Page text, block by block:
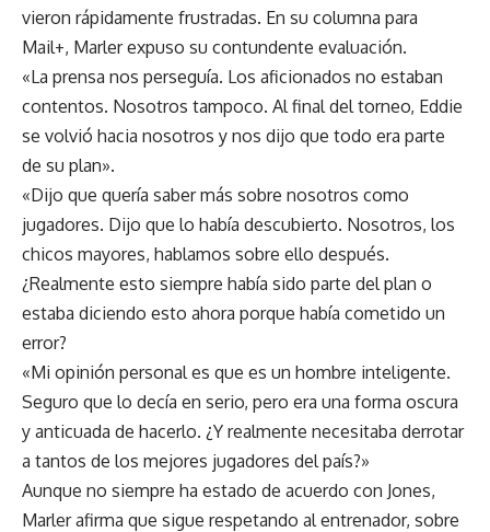
vieron rápidamente frustradas. En su columna para
Mail+, Marler expuso su contundente evaluación.
«La prensa nos perseguía. Los aficionados no estaban
contentos. Nosotros tampoco. Al final del torneo, Eddie
se volvió hacia nosotros y nos dijo que todo era parte
de su plan».
«Dijo que quería saber más sobre nosotros como
jugadores. Dijo que lo había descubierto. Nosotros, los
chicos mayores, hablamos sobre ello después.
¿Realmente esto siempre había sido parte del plan o
estaba diciendo esto ahora porque había cometido un
error?
«Mi opinión personal es que es un hombre inteligente.
Seguro que lo decía en serio, pero era una forma oscura
y anticuada de hacerlo. ¿Y realmente necesitaba derrotar
a tantos de los mejores jugadores del país?»
Aunque no siempre ha estado de acuerdo con Jones,
Marler afirma que sigue respetando al entrenador, sobre